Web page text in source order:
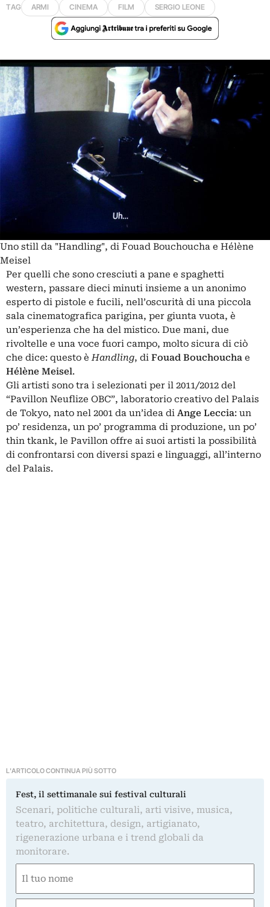
TAG ARMI CINEMA FILM SERGIO LEONE
Uno still da "Handling", di Fouad Bouchoucha e Hélène
Meisel
Per quelli che sono cresciuti a pane e spaghetti
western, passare dieci minuti insieme a un anonimo
esperto di pistole e fucili, nell’oscurità di una piccola
sala cinematografica parigina, per giunta vuota, è
un’esperienza che ha del mistico. Due mani, due
rivoltelle e una voce fuori campo, molto sicura di ciò
che dice: questo èHandling, di Fouad Bouchoucha e
Hélène Meisel.
Gli artisti sono tra i selezionati per il 2011/2012 del
“Pavillon Neuflize OBC”, laboratorio creativo del Palais
de Tokyo, nato nel 2001 da un’idea di Ange Leccia: un
po’ residenza, un po’ programma di produzione, un po’
thin tkank, le Pavillon offre ai suoi artisti la possibilità
di confrontarsi con diversi spazi e linguaggi, all’interno
del Palais.
L'ARTICOLO CONTINUA PIÙ SOTTO
Fest, il settimanale sui festival culturali
Scenari, politiche culturali, arti visive, musica,
teatro, architettura, design, artigianato,
rigenerazione urbana e i trend globali da
monitorare.
(Required)
First